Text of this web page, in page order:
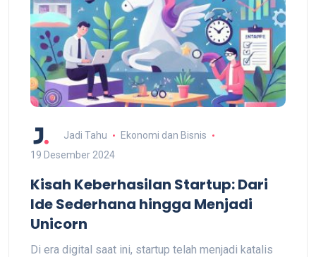
Jadi Tahu
Ekonomi dan Bisnis
19 Desember 2024
Kisah Keberhasilan Startup: Dari
Ide Sederhana hingga Menjadi
Unicorn
Di era digital saat ini, startup telah menjadi katalis